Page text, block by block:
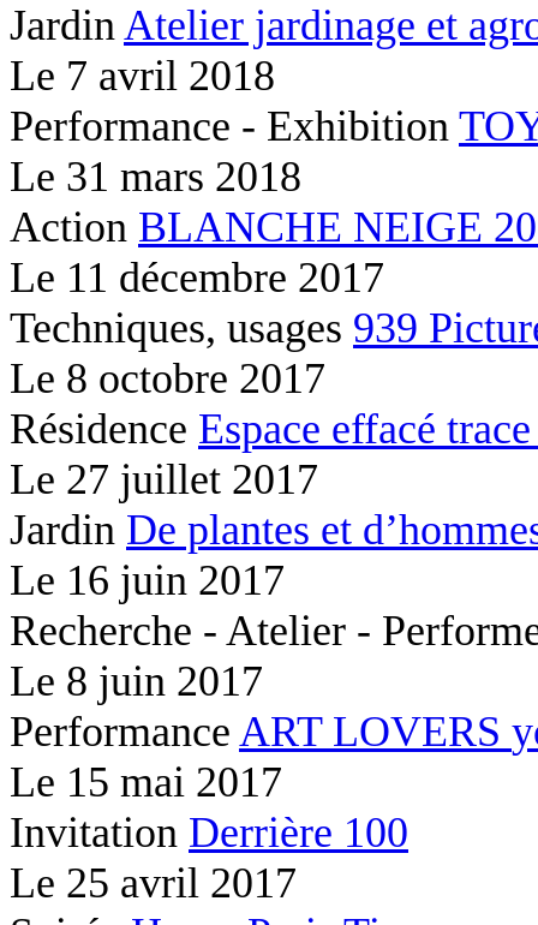
JardinAtelier jardinage et
Le 7 avril 2018
Performance - Exhibition
Le 31 mars 2018
Action BLANCHE NEIGE
Le 11 décembre 2017
Techniques, usages 939
Le 8 octobre 2017
Résidence Espace effacé
Le 27 juillet 2017
Jardin De plantes et
Le 16 juin 2017
Recherche - Atelier -
Le 8 juin 2017
Performance ART LOVERS
Le 15 mai 2017
Invitation Derrière 100
Le 25 avril 2017